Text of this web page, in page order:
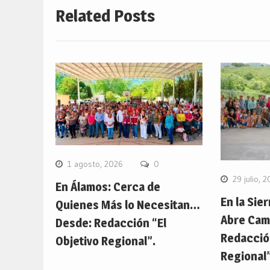
Related Posts
1 agosto, 2026 0
En Álamos: Cerca de
Quienes Más lo Necesitan…
Desde: Redacción “El
Objetivo Regional”.
29 julio,
En la
Abre